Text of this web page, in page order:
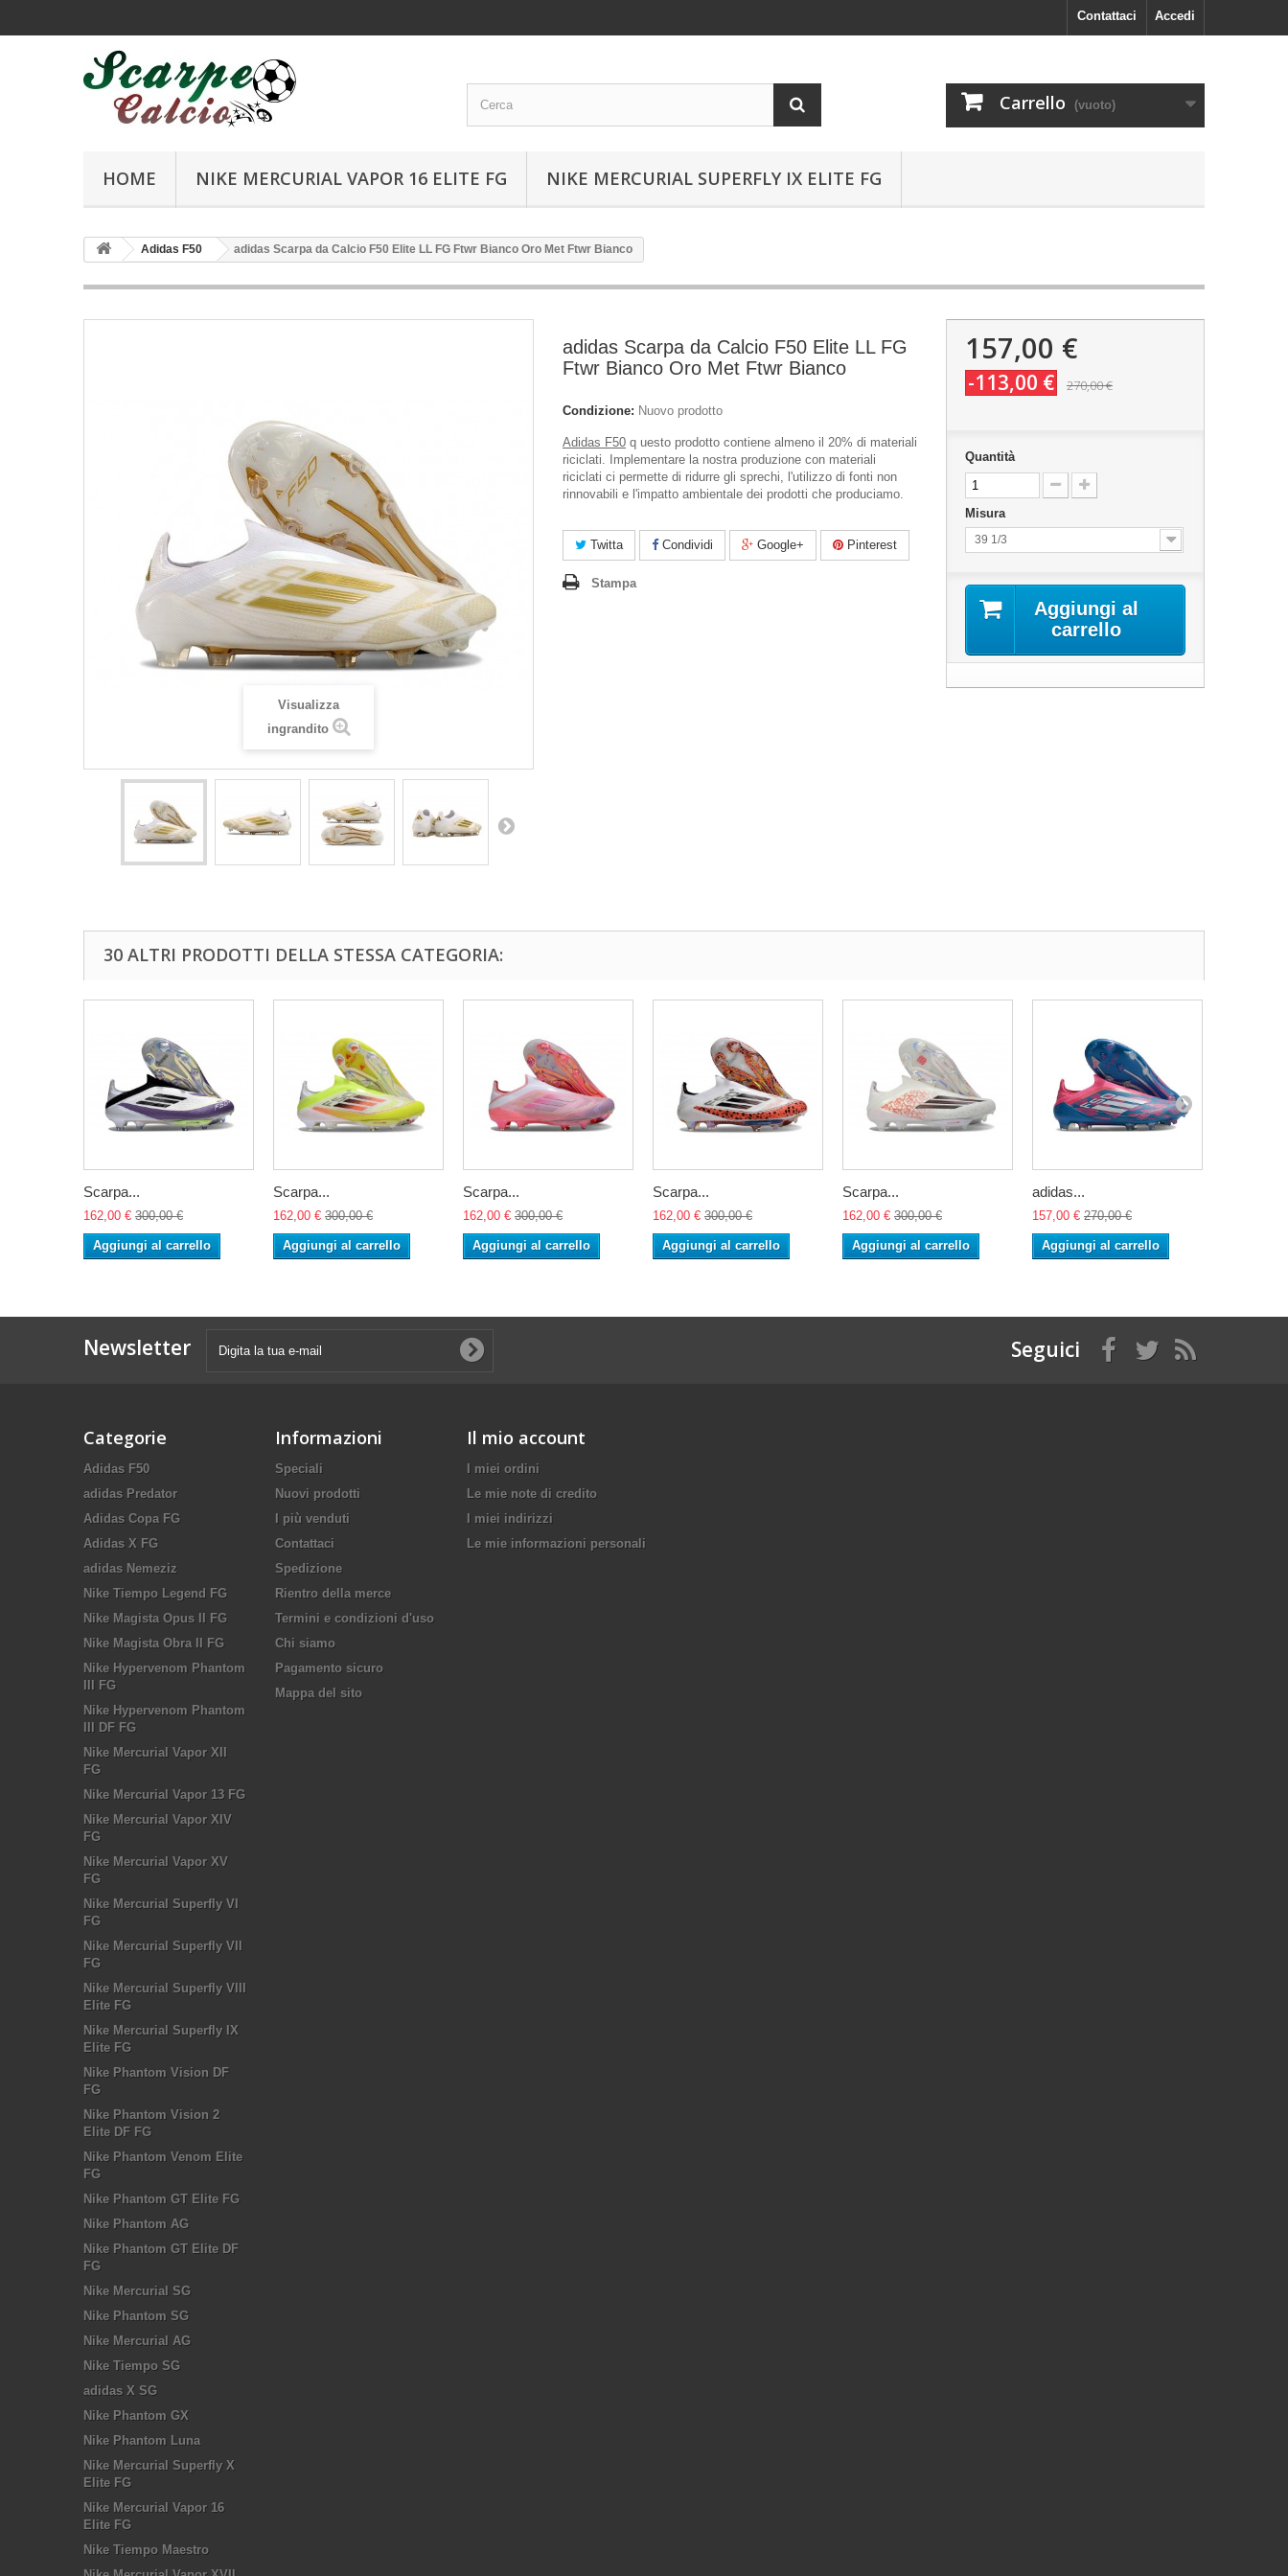
Accedi
Contattaci
Carrello (vuoto)
HOME NIKE MERCURIAL VAPOR 16 ELITE FG NIKE MERCURIAL SUPERFLY IX ELITE FG
Adidas F50 adidas Scarpa da Calcio F50 Elite LL FG Ftwr Bianco Oro Met Ftwr Bianco
Visualizza
ingrandito
adidas Scarpa da Calcio F50 Elite LL FG
Ftwr Bianco Oro Met Ftwr Bianco
Condizione: Nuovo prodotto
Adidas F50 q uesto prodotto contiene almeno il 20% di materiali
riciclati. Implementare la nostra produzione con materiali
riciclati ci permette di ridurre gli sprechi, l'utilizzo di fonti non
rinnovabili e l'impatto ambientale dei prodotti che produciamo.
Twitta Condividi Google+ Pinterest
Stampa
157,00 €
-113,00 € 270,00 €
Quantità
Misura
39 1/3
Aggiungi al
carrello
30 ALTRI PRODOTTI DELLA STESSA CATEGORIA:
Scarpa...
162,00 € 300,00 €
Aggiungi al carrello
Scarpa...
162,00 € 300,00 €
Aggiungi al carrello
Scarpa...
162,00 € 300,00 €
Aggiungi al carrello
Scarpa...
162,00 € 300,00 €
Aggiungi al carrello
Scarpa...
162,00 € 300,00 €
Aggiungi al carrello
adidas...
157,00 € 270,00 €
Aggiungi al carrello
Newsletter Seguici
Categorie
Adidas F50
adidas Predator
Adidas Copa FG
Adidas X FG
adidas Nemeziz
Nike Tiempo Legend FG
Nike Magista Opus II FG
Nike Magista Obra II FG
Nike Hypervenom Phantom
III FG
Nike Hypervenom Phantom
III DF FG
Nike Mercurial Vapor XII
FG
Nike Mercurial Vapor 13 FG
Nike Mercurial Vapor XIV
FG
Nike Mercurial Vapor XV
FG
Nike Mercurial Superfly VI
FG
Nike Mercurial Superfly VII
FG
Nike Mercurial Superfly VIII
Elite FG
Nike Mercurial Superfly IX
Elite FG
Nike Phantom Vision DF
FG
Nike Phantom Vision 2
Elite DF FG
Nike Phantom Venom Elite
FG
Nike Phantom GT Elite FG
Nike Phantom AG
Nike Phantom GT Elite DF
FG
Nike Mercurial SG
Nike Phantom SG
Nike Mercurial AG
Nike Tiempo SG
adidas X SG
Nike Phantom GX
Nike Phantom Luna
Nike Mercurial Superfly X
Elite FG
Nike Mercurial Vapor 16
Elite FG
Nike Tiempo Maestro
Informazioni
Speciali
Nuovi prodotti
I più venduti
Contattaci
Spedizione
Rientro della merce
Termini e condizioni d'uso
Chi siamo
Pagamento sicuro
Mappa del sito
Il mio account
I miei ordini
Le mie note di credito
I miei indirizzi
Le mie informazioni personali